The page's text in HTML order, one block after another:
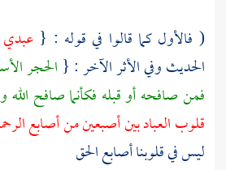
( فالأول كما قالوا في قوله : {
الحديث وفي الأثر الآخر : { الحجر
فمن صافحه أو قبله فكأنما صافح الله
قلوب العباد بين أصبعين من أصابع
ليس في قلوبنا أصابع الحق